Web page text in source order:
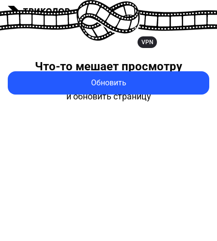
VPN
Что-то мешает просмотру
Попробуйте выключить VPN
и обновить страницу
Обновить